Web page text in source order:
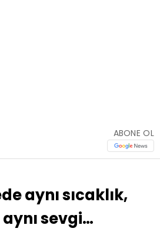
ABONE OL
aynı sıcaklık,
sevgi…